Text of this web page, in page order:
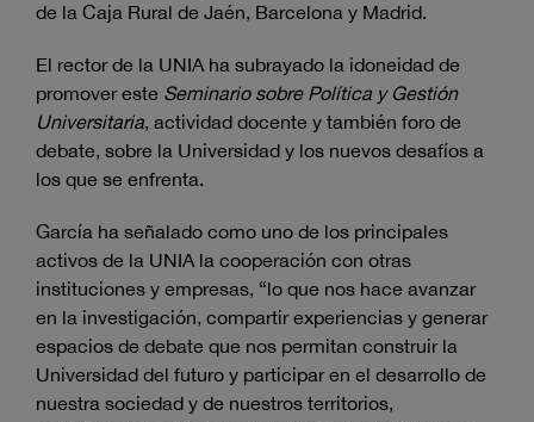
de la Caja Rural de Jaén, Barcelona y Madrid.
El rector de la UNIA ha subrayado la idoneidad de
promover este Seminario sobre Política y Gestión
Universitaria, actividad docente y también foro de
debate, sobre la Universidad y los nuevos desafíos a
los que se enfrenta.
García ha señalado como uno de los principales
activos de la UNIA la cooperación con otras
instituciones y empresas, “lo que nos hace avanzar
en la investigación, compartir experiencias y generar
espacios de debate que nos permitan construir la
Universidad del futuro y participar en el desarrollo de
nuestra sociedad y de nuestros territorios,